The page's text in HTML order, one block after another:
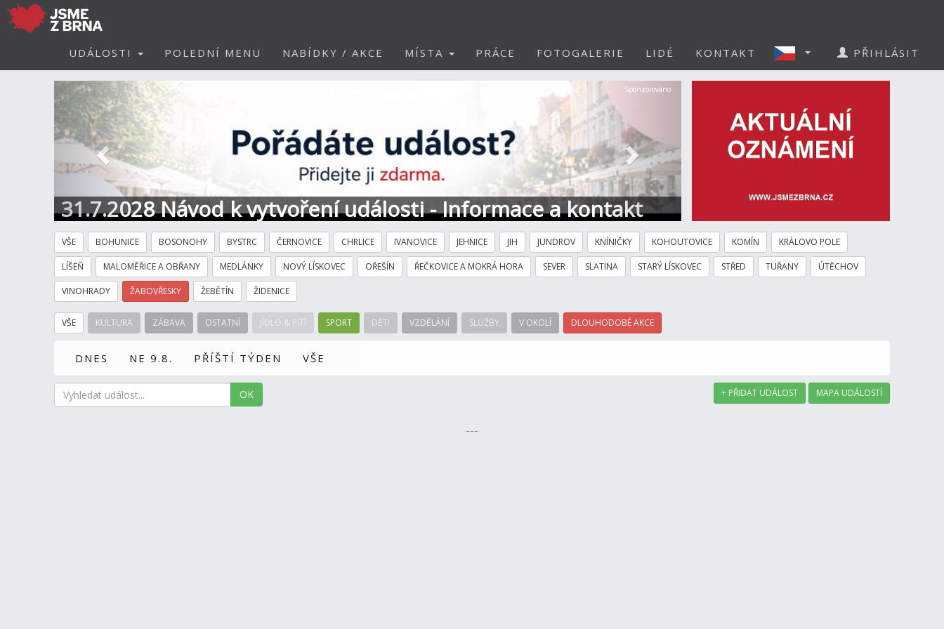
UDÁLOSTI POLEDNÍ MENU NABÍDKY / AKCE MÍSTA PRÁCE FOTOGALERIE LIDÉ KONTAKT PŘIHLÁSIT
31.7.2028 Návod k vytvoření události - Informace a kontakt
Předchozí Další
Sponzorováno
VŠE BOHUNICE BOSONOHY BYSTRC ČERNOVICE CHRLICE IVANOVICE JEHNICE JIH JUNDROV KNÍNIČKY KOHOUTOVICE KOMÍN KRÁLOVO POLE
LÍŠEŇ MALOMĚŘICE A OBŘANY MEDLÁNKY NOVÝ LÍSKOVEC OŘEŠÍN ŘEČKOVICE A MOKRÁ HORA SEVER SLATINA STARÝ LÍSKOVEC STŘED TUŘANY ÚTĚCHOV
VINOHRADY ŽABOVŘESKY ŽEBĚTÍN ŽIDENICE
VŠE KULTURA ZÁBAVA OSTATNÍ JÍDLO & PITÍ SPORT DĚTI VZDĚLÁNÍ SLUŽBY V OKOLÍ DLOUHODOBÉ AKCE
DNES NE 9.8. PŘÍŠTÍ TÝDEN VŠE
OK + PŘIDAT UDÁLOST MAPA UDÁLOSTÍ
---